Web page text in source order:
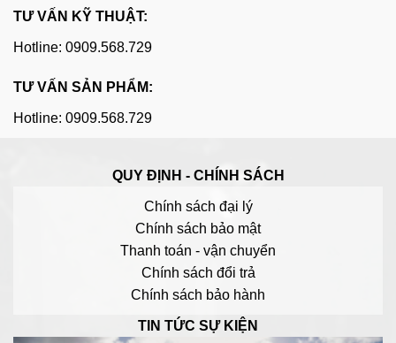
TƯ VẤN KỸ THUẬT:
Hotline: 0909.568.729
TƯ VẤN SẢN PHẨM:
Hotline: 0909.568.729
QUY ĐỊNH - CHÍNH SÁCH
Chính sách đại lý
Chính sách bảo mật
Thanh toán - vận chuyển
Chính sách đổi trả
Chính sách bảo hành
TIN TỨC SỰ KIỆN